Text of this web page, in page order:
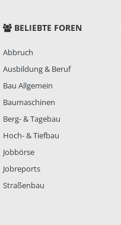
BELIEBTE FOREN
Abbruch
Ausbildung & Beruf
Bau Allgemein
Baumaschinen
Berg- & Tagebau
Hoch- & Tiefbau
Jobbörse
Jobreports
Straßenbau